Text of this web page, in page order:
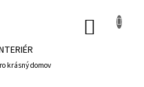
krásný domov